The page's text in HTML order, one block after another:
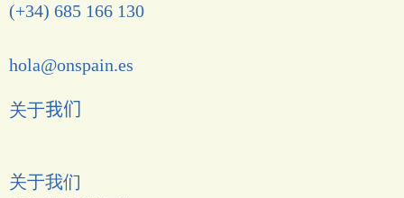
(+34) 685 166 130
hola@onspain.es
关于我们
关于我们